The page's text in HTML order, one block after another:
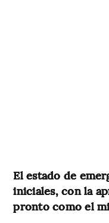
El estado de
iniciales, con la
pronto como el